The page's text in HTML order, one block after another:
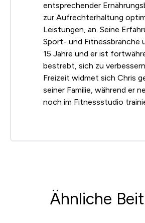
entsprechender
zur Aufrechterhaltung
Leistungen, an. Seine
Sport- und Fitnessbranche
15 Jahre und er ist
bestrebt, sich zu
Freizeit widmet sich Chris
seiner Familie, während er
noch im Fitnessstudio
Ähnliche